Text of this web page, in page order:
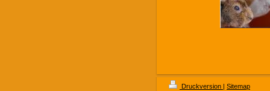
Druckversion | Sitemap